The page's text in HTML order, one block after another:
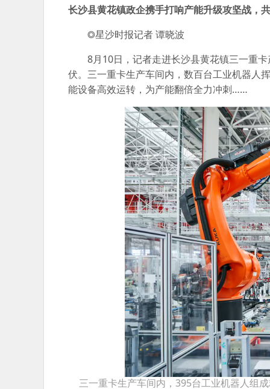
长沙县黄花镇政企携手打响产能升级攻坚战，
◎星沙时报记者 谭晓波
8月10日，记者走进长沙县黄花镇三一重
伏。三一重卡生产车间内，数百台工业机器人
能设备高效运转，为产能翻倍全力冲刺……
三一重卡生产车间内，395台工业机器人组